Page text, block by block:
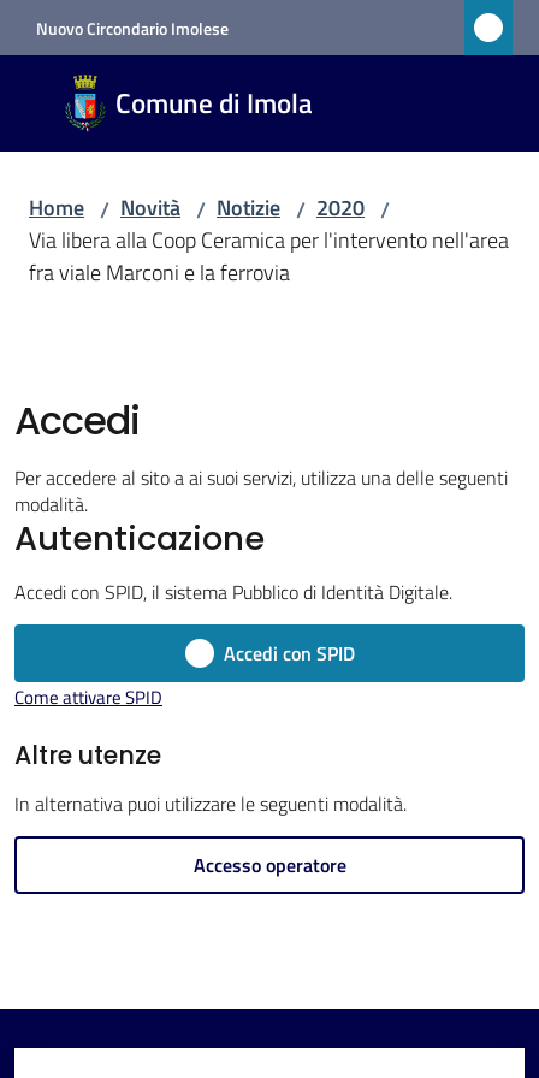
Vai al contenuto
Vai alla navigazione
Vai al footer
Nuovo Circondario Imolese
Comune di Imola
Comune
di Imola
RETE
Amministrazione
Vivere
Imola
V
t
m
Home / Novità / Notizie / 2020 /
Via libera alla Coop Ceramica per l'intervento nell'area
fra viale Marconi e la ferrovia
Accedi
Per accedere al sito a ai suoi servizi, utilizza una delle seguenti
modalità.
Autenticazione
Accedi con SPID, il sistema Pubblico di Identità Digitale.
Accedi con SPID
Come attivare SPID
Altre utenze
In alternativa puoi utilizzare le seguenti modalità.
Accesso operatore